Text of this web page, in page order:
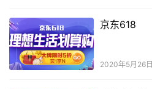
京东618
2020年5月26日